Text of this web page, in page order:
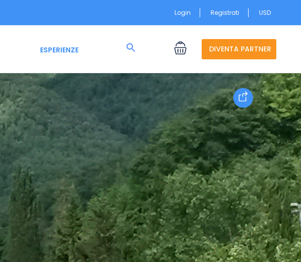
Login Registrati USD
ESPERIENZE
Search
Search Button
DIVENTA PARTNER